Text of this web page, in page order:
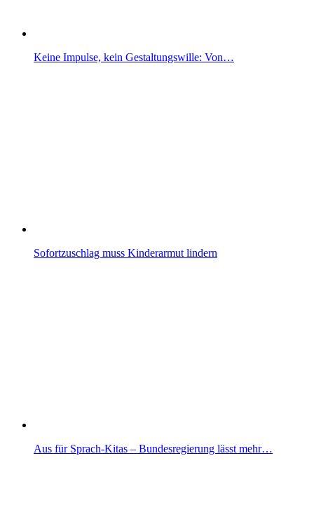
Keine Impulse, kein Gestaltungswille: Von…
Sofortzuschlag muss Kinderarmut lindern
Aus für Sprach-Kitas – Bundesregierung lässt mehr…